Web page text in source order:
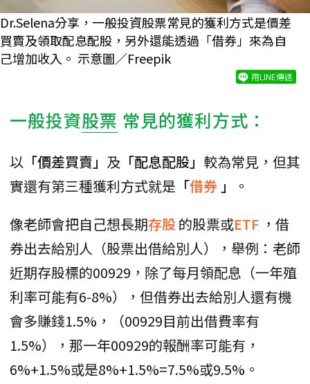
Dr.Selena分享，一般投資股票常見的獲利方式是價差
買賣及領取配息配股，另外還能透過「借券」來為自
己增加收入。 示意圖／Freepik
用LINE傳送
一般投資股票 常見的獲利方式：
以 「價差買賣」 及 「配息配股」 較為常見，但其
實還有第三種獲利方式就是 「借券 」
。
像老師會把自己想長期存股的股票或ETF ，借
券出去給別人（股票出借給別人），舉例：老師
近期存股標的00929，除了每月領配息（一年殖
利率可能有6-8%），但借券出去給別人還有機
會多賺錢1.5%，（00929目前出借費率有
1.5%），那一年00929的報酬率可能有，
6%+1.5%或是8%+1.5%=7.5%或9.5%。